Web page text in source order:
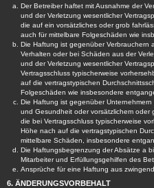
Der Betreiber haftet mit Ausnahme der
und der Verletzung wesentlicher
die auf ein vorsätzliches oder grob
auch für mittelbare Folgeschäden wie
Die Haftung ist gegenüber Verbrauchern
Verhalten oder bei Schäden aus der
und der Verletzung wesentlicher
Vertragsschluss typischerweise
auf die vertragstypischen
Folgeschäden wie insbesondere
Die Haftung ist gegenüber
und Gesundheit oder vorsätzlichem oder
die bei Vertragsschluss typischerweise
Höhe nach auf die vertragstypischen
mittelbare Schäden, insbesondere
Die Haftungsbegrenzung der Absätze a
Mitarbeiter und Erfüllungsgehilfen des
Ansprüche für eine Haftung aus
6. ÄNDERUNGSVORBEHALT